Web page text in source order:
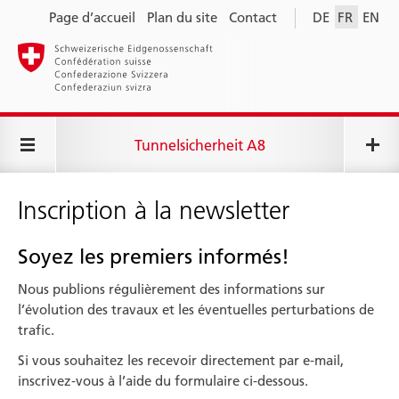
DE FR EN
Page d’accueil Plan du site Contact
Tunnelsicherheit A8
Inscription à la newsletter
Soyez les premiers informés!
Nous publions régulièrement des informations sur
l’évolution des travaux et les éventuelles perturbations de
trafic.
Si vous souhaitez les recevoir directement par e-mail,
inscrivez-vous à l’aide du formulaire ci-dessous.